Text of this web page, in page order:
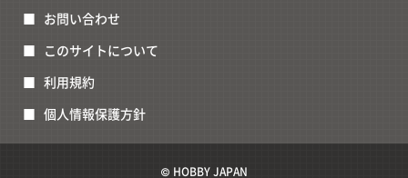
お問い合わせ
このサイトについて
利用規約
個人情報保護方針
© HOBBY JAPAN